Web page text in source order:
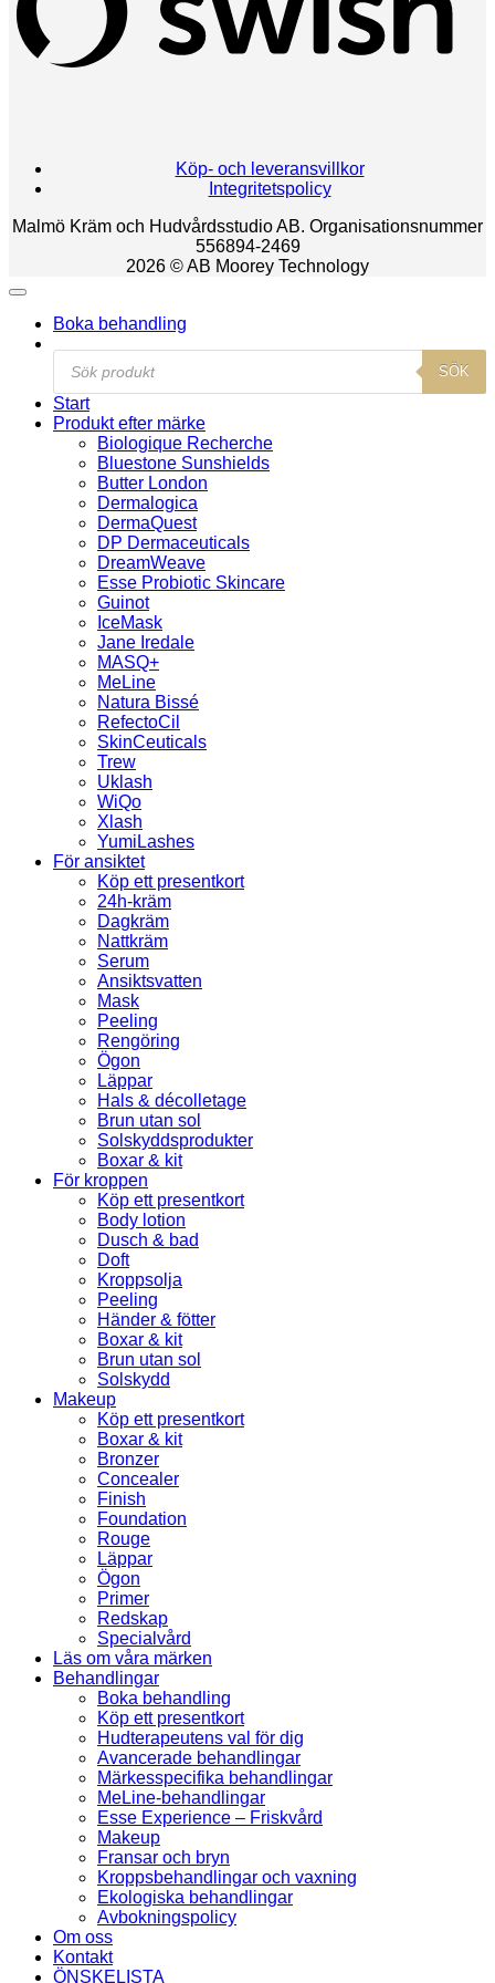
Köp- och leveransvillkor
Integritetspolicy
Malmö Kräm och Hudvårdsstudio AB. Organisationsnummer
556894-2469
2026 © AB Moorey Technology
Boka behandling
Products
search
SÖK
Start
Produkt efter märke
Biologique Recherche
Bluestone Sunshields
Butter London
Dermalogica
DermaQuest
DP Dermaceuticals
DreamWeave
Esse Probiotic Skincare
Guinot
IceMask
Jane Iredale
MASQ+
MeLine
Natura Bissé
RefectoCil
SkinCeuticals
Trew
Uklash
WiQo
Xlash
YumiLashes
För ansiktet
Köp ett presentkort
24h-kräm
Dagkräm
Nattkräm
Serum
Ansiktsvatten
Mask
Peeling
Rengöring
Ögon
Läppar
Hals & décolletage
Brun utan sol
Solskyddsprodukter
Boxar & kit
För kroppen
Köp ett presentkort
Body lotion
Dusch & bad
Doft
Kroppsolja
Peeling
Händer & fötter
Boxar & kit
Brun utan sol
Solskydd
Makeup
Köp ett presentkort
Boxar & kit
Bronzer
Concealer
Finish
Foundation
Rouge
Läppar
Ögon
Primer
Redskap
Specialvård
Läs om våra märken
Behandlingar
Boka behandling
Köp ett presentkort
Hudterapeutens val för dig
Avancerade behandlingar
Märkesspecifika behandlingar
MeLine-behandlingar
Esse Experience – Friskvård
Makeup
Fransar och bryn
Kroppsbehandlingar och vaxning
Ekologiska behandlingar
Avbokningspolicy
Om oss
Kontakt
ÖNSKELISTA